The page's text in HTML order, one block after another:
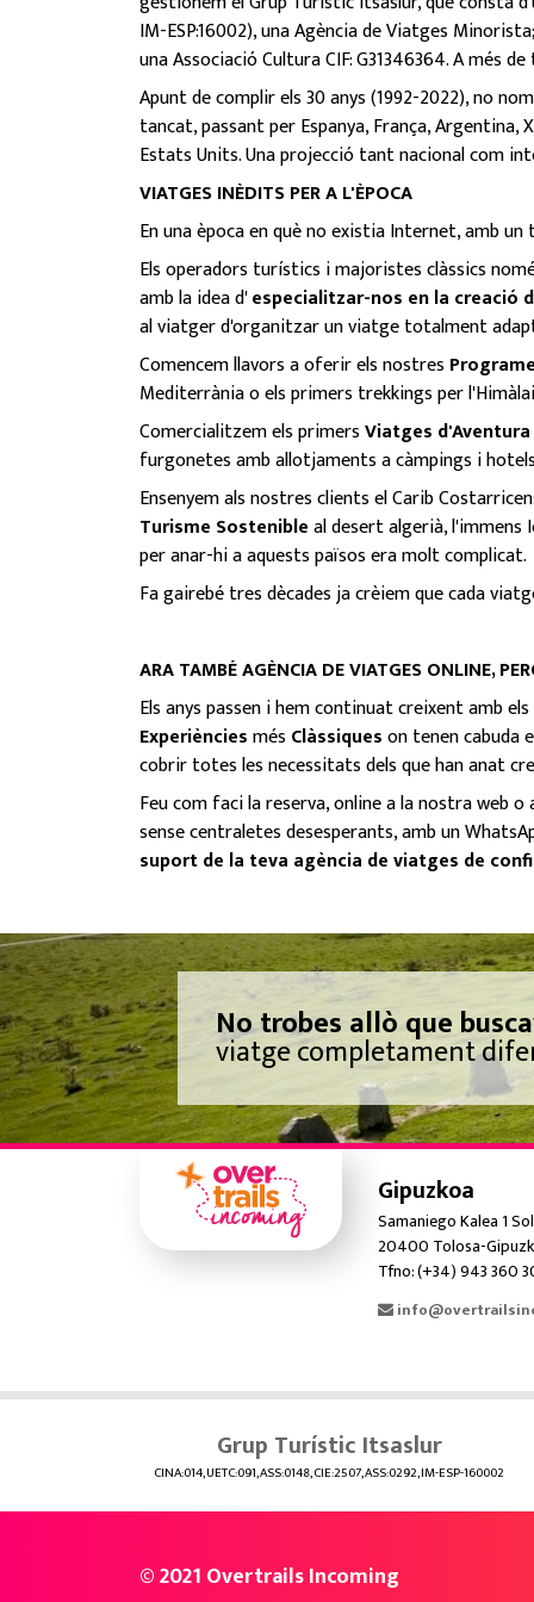
IM-ESP:16002), una Agència de Viatges
una Associació Cultura CIF: G31346364. A més
Apunt de complir els 30 anys (1992-2022), no
tancat, passant per Espanya, França,
Estats Units. Una projecció tant nacional com
VIATGES INÈDITS PER A L'ÈPOCA
En una època en què no existia Internet, amb
Els operadors turístics i majoristes clàssics
amb la idea d'especialitzar-nos en la creació
al viatger d'organitzar un viatge totalment
Comencem llavors a oferir els nostres
Mediterrània o els primers trekkings per
Comercialitzem els primersViatges d'Aventura
furgonetes amb allotjaments a càmpings i
Ensenyem als nostres clients el Carib
Turisme Sostenibleal desert algerià, l'immens
per anar-hi a aquests països era molt complicat.
Fa gairebé tres dècades ja crèiem que cada
ARA TAMBÉ AGÈNCIA DE VIATGES ONLINE,
Els anys passen i hem continuat creixent amb
Experiènciesmés Clàssiqueson tenen cabuda
cobrir totes les necessitats dels que han anat
Feu com faci la reserva, online a la nostra web
sense centraletes desesperants, amb un
suport de la teva agència de viatges de
No trobes allò que
viatge completament
Gipuzkoa
Samaniego Kalea 1
20400 Tolosa-
Tfno: (+34) 943 360
Grup Turístic Itsaslur
CINA:014, UETC:091, ASS:0148, CIE:2507, ASS:0292, IM-ESP-160002
© 2021 Overtrails Incoming